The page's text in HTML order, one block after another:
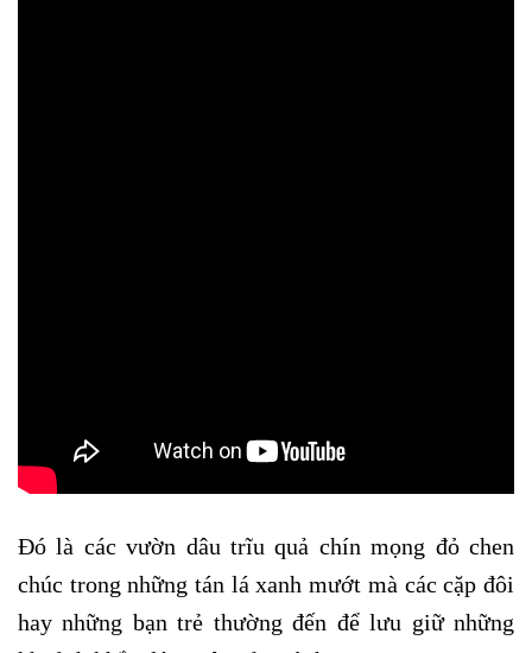
Đó là các vườn dâu trĩu quả chín mọng đỏ chen
chúc trong những tán lá xanh mướt mà các cặp đôi
hay những bạn trẻ thường đến để lưu giữ những